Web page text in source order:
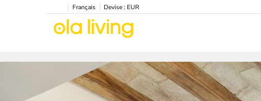
Français Devise : EUR